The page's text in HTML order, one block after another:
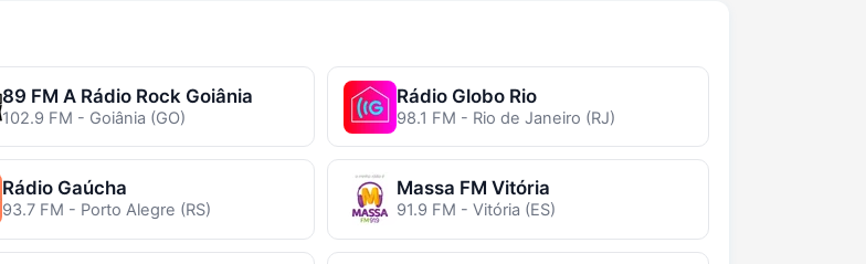
89 FM A Rádio Rock Goiânia
102.9 FM - Goiânia (GO)
Rádio Globo Rio
98.1 FM - Rio de Janeiro (RJ)
Rádio Gaúcha
93.7 FM - Porto Alegre (RS)
Massa FM Vitória
91.9 FM - Vitória (ES)